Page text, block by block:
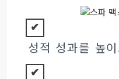
✔︎
성적 성과를 높
✔︎